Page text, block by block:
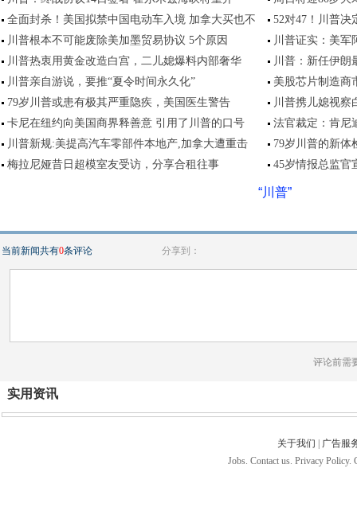
全面封杀！美国拟禁中国电动车入境 加拿大买也不
52对47！川普决
川普根本不可能废除美加墨贸易协议 5个原因
川普证实：美军
川普热衷用黄金改造白宫，二儿媳爆料内部奢华
川普：新任伊朗
川普亲自游说，要推“夏令时间永久化”
美股芯片制造商
79岁川普或患有极其严重隐疾，美国医生警告
川普携儿媳视察
卡尼在纽约向美国商界释善意 引用了川普的口号
法官裁定：肯尼
川普新规:美提高汽车零部件本地产,加拿大遭重击
79岁川普的新体
梅拉尼娅昔日超模室友受访，分享合租往事
45岁情报总监官
“川普”
当前新闻共有0条评论 分享到：
评论前需
实用资讯
关于我们
广告服
Jobs. Contact us. Privacy